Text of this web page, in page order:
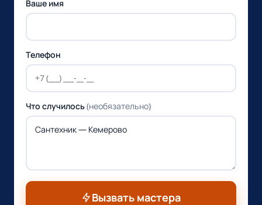
Ваше имя
Телефон
Что случилось(необязательно)
Вызвать мастера